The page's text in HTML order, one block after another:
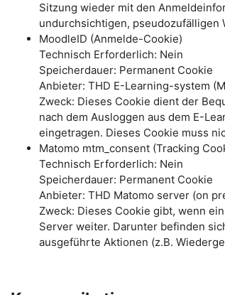
Sitzung wieder mit den
undurchsichtigen,
MoodleID (Anmelde-Cookie)
Technisch Erforderlich: Nein
Speicherdauer: Permanent Cookie
Anbieter: THD E-Learning-system
Zweck: Dieses Cookie dient der
nach dem Ausloggen aus dem E-
eingetragen. Dieses Cookie muss
Matomo mtm_consent (Tracking
Technisch Erforderlich: Nein
Speicherdauer: Permanent Cookie
Anbieter: THD Matomo server (on
Zweck: Dieses Cookie gibt, wenn
Server weiter. Darunter befinden
ausgeführte Aktionen (z.B.